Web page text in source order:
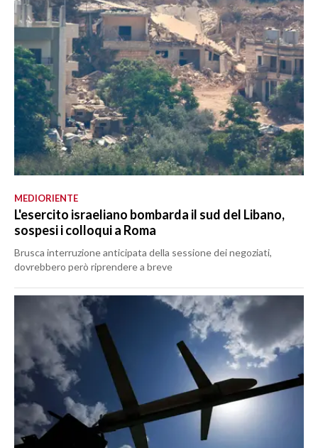
MEDIORIENTE
L'esercito israeliano bombarda il sud del Libano,
sospesi i colloqui a Roma
Brusca interruzione anticipata della sessione dei negoziati,
dovrebbero però riprendere a breve